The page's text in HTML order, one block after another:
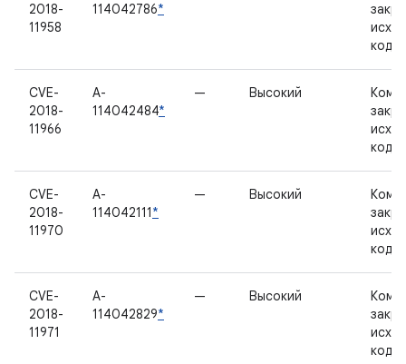
2018-
11958
114042786*
CVE-
2018-
11966
A-
114042484*
— Высокий
CVE-
2018-
11970
A-
114042111*
— Высокий
CVE-
2018-
11971
A-
114042829*
— Высокий